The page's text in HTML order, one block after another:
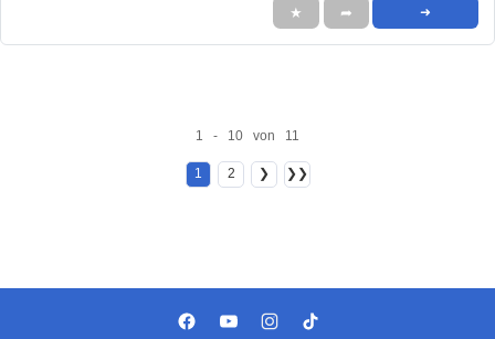
★ ➦ ➜
1 - 10 von 11
1 2 ❯ ❯❯